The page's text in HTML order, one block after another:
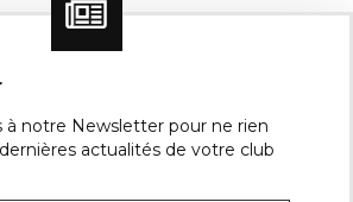
à notre Newsletter pour ne rien
actualités de votre club